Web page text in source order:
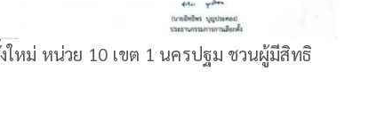
ใหม่ หน่วย 10 เขต 1 นครปฐม ชวนผู้มีสิทธิ